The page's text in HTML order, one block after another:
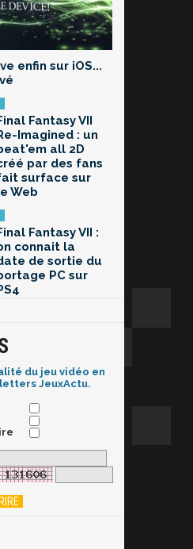
enfin sur iOS...
Fantasy VII
Imagined : un
all 2D
par des fans
surface sur
Web
Fantasy VII :
connait la
de sortie du
PC sur
du jeu vidéo en
JeuxActu.